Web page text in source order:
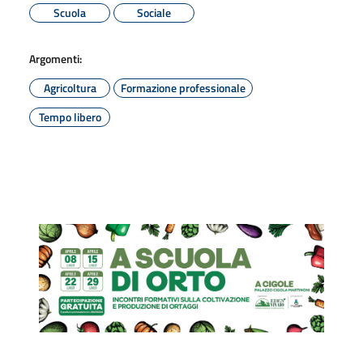
Scuola
Sociale
Argomenti:
Agricoltura
Formazione professionale
Tempo libero